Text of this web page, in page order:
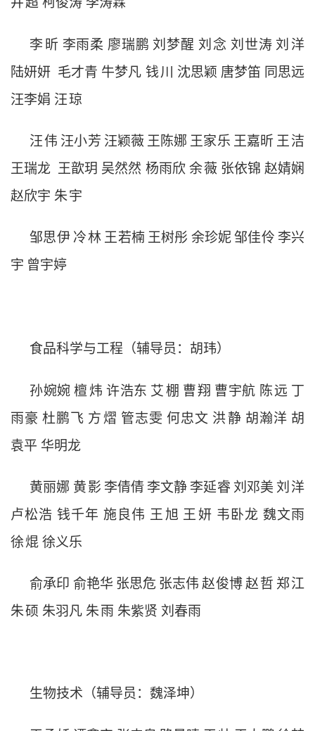
李 昕 李雨柔 廖瑞鹏 刘梦醒 刘 念 刘世涛 刘 洋
陆妍妍 毛才青 牛梦凡 钱川 沈思颖 唐梦笛 同思远
汪李娟 汪琼
汪伟 汪小芳 汪颖薇 王陈娜 王家乐 王嘉昕 王 洁
王瑞龙 王歆玥 吴然然 杨雨欣 余薇 张依锦 赵婧娴
赵欣宇 朱宇
邹思伊 冷林 王若楠 王树彤 余珍妮 邹佳伶 李兴
宇 曾宇婷
食品科学与工程（辅导员：胡玮）
孙婉婉 檀 炜 许浩东 艾棚 曹翔 曹宇航 陈远 丁
雨豪杜鹏飞 方熠 管志雯 何忠文 洪静 胡瀚洋 胡
袁平 华明龙
黄丽娜 黄影 李倩倩 李文静 李延睿 刘邓美 刘 洋
卢松浩 钱千年 施良伟 王 旭 王妍 韦卧龙 魏文雨
徐焜 徐义乐
俞承印 俞艳华 张思危 张志伟 赵俊博 赵哲 郑江
朱硕 朱羽凡 朱雨 朱紫贤 刘春雨
生物技术（辅导员：魏泽坤）